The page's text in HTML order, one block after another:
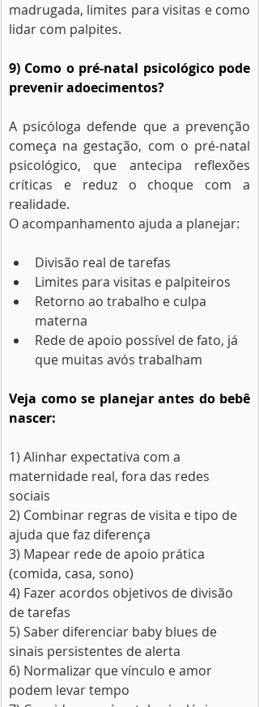
madrugada, limites para visitas e como
lidar com palpites.
9) Como o pré-natal psicológico pode
prevenir adoecimentos?
A psicóloga defende que a prevenção
começa na gestação, com o pré-natal
psicológico, que antecipa reflexões
críticas e reduz o choque com a
realidade.
O acompanhamento ajuda a planejar:
Divisão real de tarefas
Limites para visitas e palpiteiros
Retorno ao trabalho e culpa
materna
Rede de apoio possível de fato, já
que muitas avós trabalham
Veja como se planejar antes do bebê
nascer:
1) Alinhar expectativa com a
maternidade real, fora das redes
sociais
2) Combinar regras de visita e tipo de
ajuda que faz diferença
3) Mapear rede de apoio prática
(comida, casa, sono)
4) Fazer acordos objetivos de divisão
de tarefas
5) Saber diferenciar baby blues de
sinais persistentes de alerta
6) Normalizar que vínculo e amor
podem levar tempo